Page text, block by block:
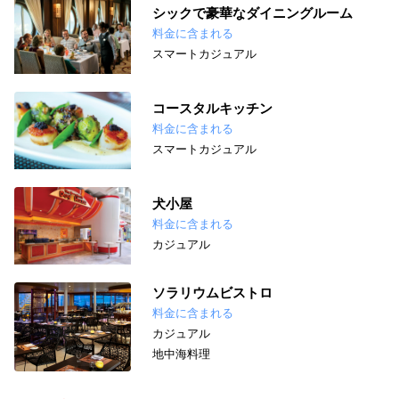
シックで豪華なダイニングルーム
料金に含まれる
スマートカジュアル
コースタルキッチン
料金に含まれる
スマートカジュアル
犬小屋
料金に含まれる
カジュアル
ソラリウムビストロ
料金に含まれる
カジュアル
地中海料理